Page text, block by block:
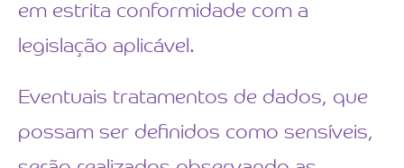
em estrita conformidade com a
legislação aplicável.
Eventuais tratamentos de dados, que
possam ser definidos como sensíveis,